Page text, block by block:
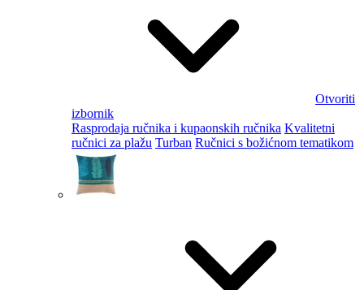
Otvoriti
izbornik
Rasprodaja ručnika i kupaonskih ručnika Kvalitetni
ručnici za plažu Turban Ručnici s božićnom tematikom